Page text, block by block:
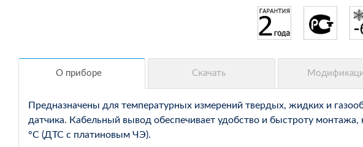
Предназначены для температурных измерений твердых, жидких и
датчика. Кабельный вывод обеспечивает удобство и быстроту
°С (ДТС с платиновым ЧЭ).